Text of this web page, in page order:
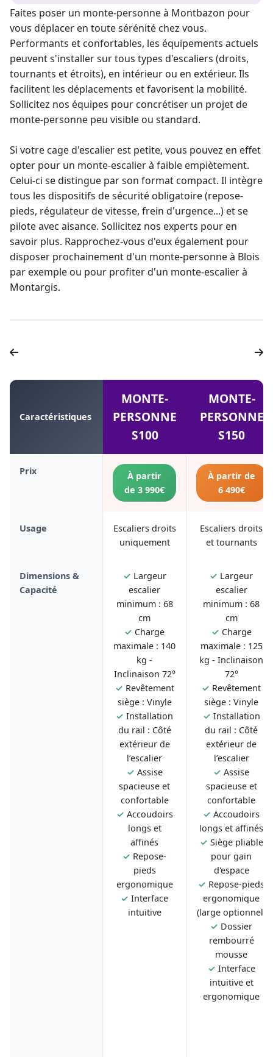
Faites poser un monte-personneà Montbazon pour
vous déplacer en toute sérénité chez vous.
Performants et confortables, les équipements actuels
peuvent s'installer sur tous types d'escaliers (droits,
tournants et étroits), en intérieur ou en extérieur. Ils
facilitent les déplacements et favorisent la mobilité.
Sollicitez nos équipes pour concrétiser un projet de
monte-personne peu visible ou standard.
Si votre cage d'escalier est petite, vous pouvez en effet
opter pour un monte-escalierà faible empiètement.
Celui-ci se distingue par son format compact. Il intègre
tous les dispositifs de sécurité obligatoire (repose-
pieds, régulateur de vitesse, frein d'urgence...) et se
pilote avec aisance. Sollicitez nos experts pour en
savoir plus. Rapprochez-vous d'eux également pour
disposer prochainement d'un monte-personne à Blois
par exemple ou pour profiter d'un monte-escalier à
Montargis.
Caractéristiques
MONTE-
PERSONNE
S100
MONTE-
PERSONNE
S150
Prix
À partir
de 3 990€
À partir de
6 490€
Usage
Escaliers droits
uniquement
Escaliers droits
et tournants
Dimensions &
Capacité
✓ Largeur
escalier
minimum : 68
cm
✓ Charge
maximale : 140
kg -
Inclinaison 72°
✓ Revêtement
siège : Vinyle
✓ Installation
du rail : Côté
extérieur de
l’escalier
✓ Assise
spacieuse et
confortable
✓ Accoudoirs
longs et
affinés
✓ Repose-
pieds
ergonomique
✓ Interface
intuitive
✓ Largeur
escalier
minimum : 68
cm
✓ Charge
maximale : 125
kg - Inclinaison
72°
✓ Revêtement
siège : Vinyle
✓ Installation
du rail : Côté
extérieur de
l’escalier
✓ Assise
spacieuse et
confortable
✓ Accoudoirs
longs et affinés
✓ Siège pliable
pour gain
d'espace
✓ Repose-pieds
ergonomique
(large optionnel)
✓ Dossier
rembourré
mousse
✓ Interface
intuitive et
ergonomique